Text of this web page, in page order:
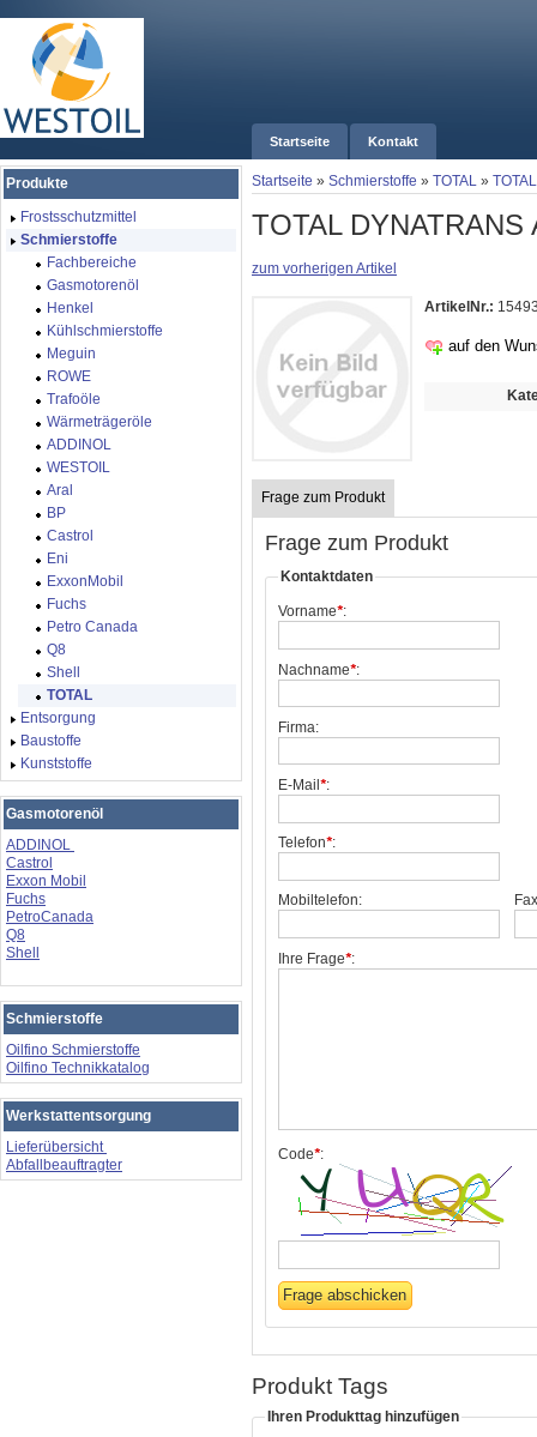
Startseite Kontakt
Startseite » Schmierstoffe » TOTAL »
TOTAL DYNATRANS
zum vorherigen Artikel
ArtikelNr.:
auf den
Frage zum Produkt
Frage zum Produkt
Kontaktdaten
Vorname*:
Nachname*:
Firma:
E-Mail *:
Telefon*:
Mobiltelefon:
Ihre Frage*:
Code*:
Produkt Tags
Ihren Produkttag hinzufügen
Produkte
Frostsschutzmittel
Schmierstoffe
Fachbereiche
Gasmotorenöl
Henkel
Kühlschmierstoffe
Meguin
ROWE
Trafoöle
Wärmeträgeröle
ADDINOL
WESTOIL
Aral
BP
Castrol
Eni
ExxonMobil
Fuchs
Petro Canada
Q8
Shell
TOTAL
Entsorgung
Baustoffe
Kunststoffe
Gasmotorenöl
ADDINOL
Castrol
Exxon Mobil
Fuchs
PetroCanada
Q8
Shell
Schmierstoffe
Oilfino Schmierstoffe
Oilfino Technikkatalog
Werkstattentsorgung
Lieferübersicht
Abfallbeauftragter